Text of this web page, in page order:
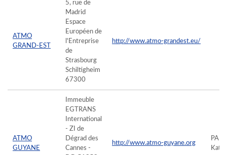
ATMO
GRAND-EST
5, rue de
Madrid
Espace
Européen de
l'Entreprise
de
Strasbourg
Schiltigheim
67300
http://www.atmo-grandest.eu/
ATMO
GUYANE
Immeuble
EGTRANS
International
- ZI de
Dégrad des
Cannes -
http://www.atmo-guyane.org